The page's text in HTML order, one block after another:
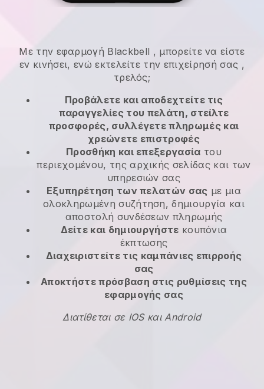
Με την εφαρμογή Blackbell , μπορείτε να είστε
εν κινήσει, ενώ εκτελείτε την επιχείρησή σας ,
τρελός;
Προβάλετε και αποδεχτείτε τις
παραγγελίες του πελάτη, στείλτε
προσφορές, συλλέγετε πληρωμές και
χρεώνετε επιστροφές
Προσθήκη και επεξεργασία του
περιεχομένου, της αρχικής σελίδας και των
υπηρεσιών σας
Εξυπηρέτηση των πελατών σας με μια
ολοκληρωμένη συζήτηση, δημιουργία και
αποστολή συνδέσεων πληρωμής
Δείτε και δημιουργήστε κουπόνια
έκπτωσης
Διαχειριστείτε τις καμπάνιες επιρροής
σας
Αποκτήστε πρόσβαση στις ρυθμίσεις της
εφαρμογής σας
Διατίθεται σε IOS και Android